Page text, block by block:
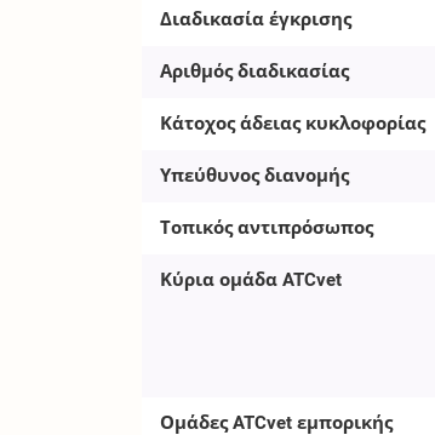
Διαδικασία έγκρισης
Αριθμός διαδικασίας
Κάτοχος άδειας κυκλοφορίας
Υπεύθυνος διανομής
Τοπικός αντιπρόσωπος
Κύρια ομάδα ATCvet
Ομάδες ATCvet εμπορικής